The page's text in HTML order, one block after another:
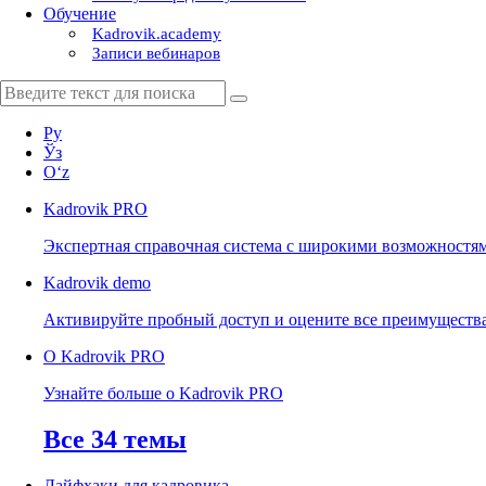
Обучение
Kadrovik.academy
Записи вебинаров
Ру
Ўз
Oʻz
Kadrovik PRO
Экспертная справочная система с широкими
Kadrovik demo
Активируйте пробный доступ и оцените все
О Kadrovik PRO
Узнайте больше о Kadrovik PRO
Все 34 темы